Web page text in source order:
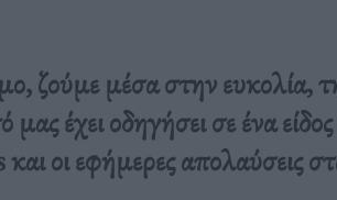
ζούμε μέσα στην ευκολία,
έχει οδηγήσει σε ένα
οι εφήμερες απολαύσεις